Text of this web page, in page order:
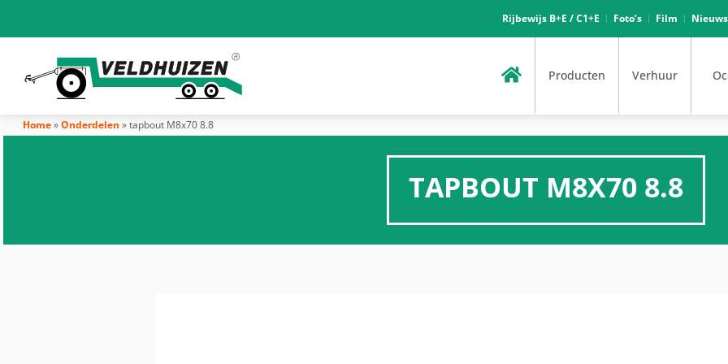
Rijbewijs B+E / C1+E Foto’s Film Nieuws
Producten Verhuur
Home»Onderdelen »tapbout M8x70 8.8
TAPBOUT M8X70 8.8